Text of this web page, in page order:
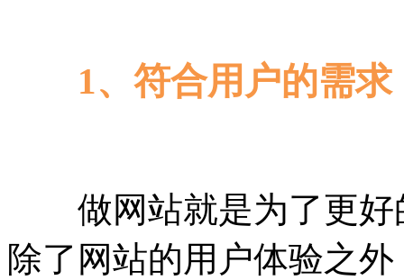
1、符合用户的需求
做网站就是为了更好
除了网站的用户体验之